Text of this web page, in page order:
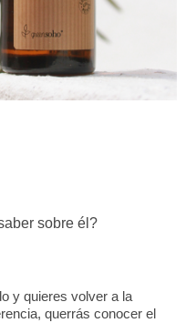
sobre él?
y quieres volver a la
querrás conocer el